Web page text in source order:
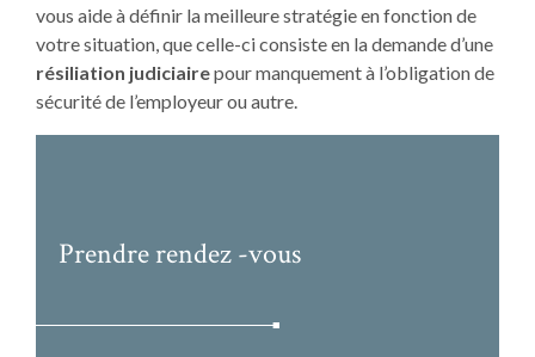
vous aide à définir la meilleure stratégie en fonction de
votre situation, que celle-ci consiste en la demande d’une
résiliation judiciairepour manquement à l’obligation de
sécurité de l’employeur ou autre.
Prendre rendez -vous